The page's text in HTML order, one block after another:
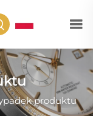
produktu